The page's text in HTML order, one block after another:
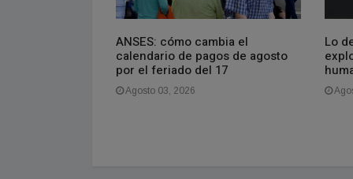
ANSES: cómo cambia el
calendario de pagos de agosto
por el feriado del 17
Agosto 03, 2026
Lo